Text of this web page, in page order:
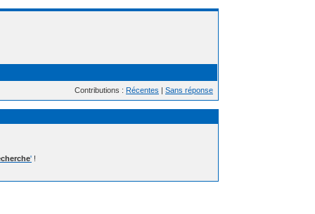
Contributions : Récentes | Sans réponse
' !